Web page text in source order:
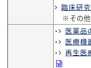
臨床研
※その他
・
医薬品
・
医療機
・
再生医